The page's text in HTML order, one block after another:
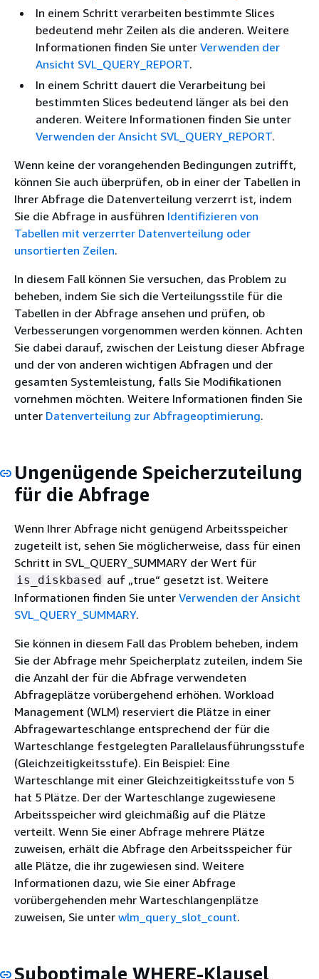
In einem Schritt verarbeiten bestimmte Slices
bedeutend mehr Zeilen als die anderen. Weitere
Informationen finden Sie unter Verwenden der
Ansicht SVL_QUERY_REPORT.
In einem Schritt dauert die Verarbeitung bei
bestimmten Slices bedeutend länger als bei den
anderen. Weitere Informationen finden Sie unter
Verwenden der Ansicht SVL_QUERY_REPORT.
Wenn keine der vorangehenden Bedingungen zutrifft,
können Sie auch überprüfen, ob in einer der Tabellen in
Ihrer Abfrage die Datenverteilung verzerrt ist, indem
Sie die Abfrage in ausführen Identifizieren von
Tabellen mit verzerrter Datenverteilung oder
unsortierten Zeilen.
In diesem Fall können Sie versuchen, das Problem zu
beheben, indem Sie sich die Verteilungsstile für die
Tabellen in der Abfrage ansehen und prüfen, ob
Verbesserungen vorgenommen werden können. Achten
Sie dabei darauf, zwischen der Leistung dieser Abfrage
und der von anderen wichtigen Abfragen und der
gesamten Systemleistung, falls Sie Modifikationen
vornehmen möchten. Weitere Informationen finden Sie
unter Datenverteilung zur Abfrageoptimierung.
Ungenügende Speicherzuteilung
für die Abfrage
Wenn Ihrer Abfrage nicht genügend Arbeitsspeicher
zugeteilt ist, sehen Sie möglicherweise, dass für einen
Schritt in SVL_QUERY_SUMMARY der Wert für
is_diskbased auf „true“ gesetzt ist. Weitere
Informationen finden Sie unter Verwenden der Ansicht
SVL_QUERY_SUMMARY.
Sie können in diesem Fall das Problem beheben, indem
Sie der Abfrage mehr Speicherplatz zuteilen, indem Sie
die Anzahl der für die Abfrage verwendeten
Abfrageplätze vorübergehend erhöhen. Workload
Management (WLM) reserviert die Plätze in einer
Abfragewarteschlange entsprechend der für die
Warteschlange festgelegten Parallelausführungsstufe
(Gleichzeitigkeitsstufe). Ein Beispiel: Eine
Warteschlange mit einer Gleichzeitigkeitsstufe von 5
hat 5 Plätze. Der der Warteschlange zugewiesene
Arbeitsspeicher wird gleichmäßig auf die Plätze
verteilt. Wenn Sie einer Abfrage mehrere Plätze
zuweisen, erhält die Abfrage den Arbeitsspeicher für
alle Plätze, die ihr zugewiesen sind. Weitere
Informationen dazu, wie Sie einer Abfrage
vorübergehenden mehr Warteschlangenplätze
zuweisen, Sie unter wlm_query_slot_count.
Suboptimale WHERE-Klausel